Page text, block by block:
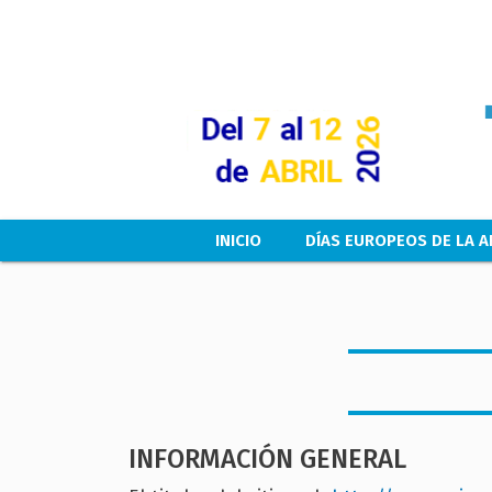
Main navigation
INICIO DÍAS EUROPEOS DE LA
INFORMACIÓN GENERAL